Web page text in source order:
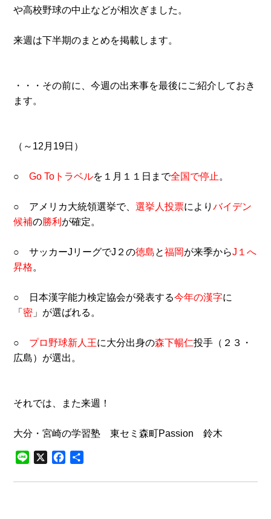
や高校野球の中止などが相次ぎました。
来週は下半期のまとめを掲載します。
・・・その前に、今週の出来事を最後にご紹介しておき
ます。
（～12月19日）
○Go Toトラベルを１月１１日まで全国で停止 。
○ アメリカ大統領選挙で、選挙人投票によりバイデン
候補の勝利 が確定。
○ サッカーJリーグでJ２の徳島と福岡が来季からJ１へ
昇格。
○ 日本漢字能力検定協会が発表する今年の漢字に
「 密 」が選ばれる。
○ プロ野球新人王に大分出身の森下暢仁投手（２３・
広島）が選出。
それでは、また来週！
大分・宮崎の学習塾 東セミ森町Passion 鈴木
Line X Facebook